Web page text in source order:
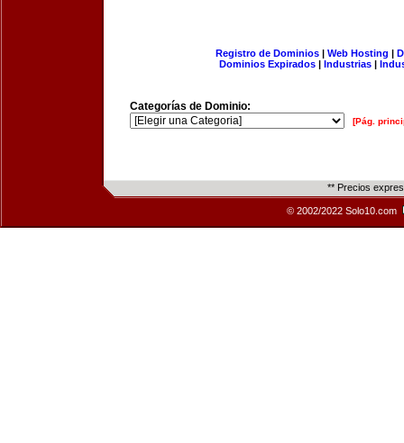
Registro de Dominios| Web Hosting |
Dominios Expirados | Industrias |
Categorías de Dominio:
[Pág.
** Precios
© 2002/2022 Solo10.com